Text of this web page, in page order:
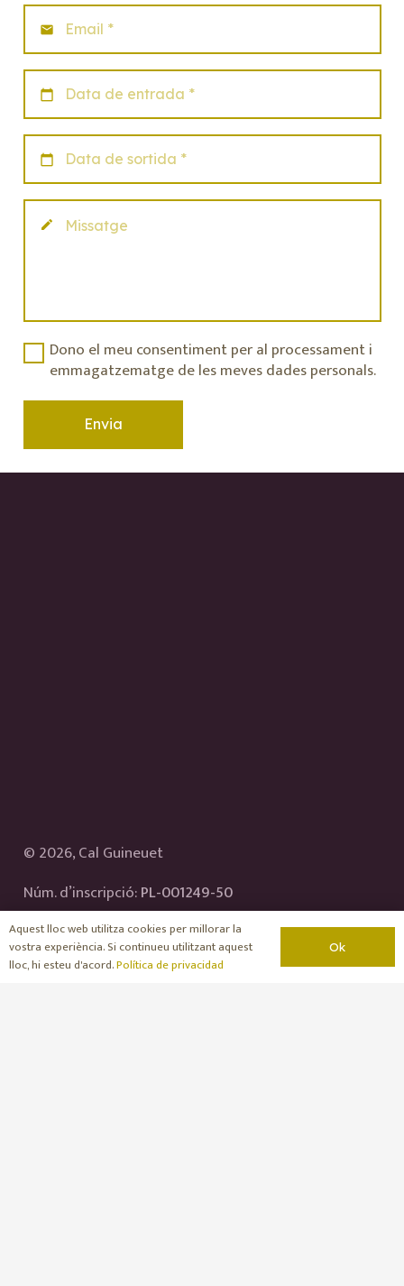
email
calendar_today
calendar_today
create
Dono el meu consentiment per al processament i
emmagatzematge de les meves dades personals.
Envia
© 2026, Cal Guineuet
Núm. d’inscripció:PL-001249-50
Política de privacidad
Política de Cookies
Aquest lloc web utilitza cookies per millorar la
vostra experiència. Si continueu utilitzant aquest
lloc, hi esteu d'acord.Política de privacidad
Ok